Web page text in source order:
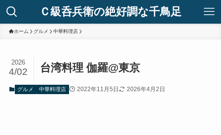
Ｃ級呑兵衛の絶好調な千鳥足
ホーム グルメ 中華料理店
台湾料理 伽羅@東京
2026
4/02
グルメ 中華料理店 2022年11月5日 2026年4月2日